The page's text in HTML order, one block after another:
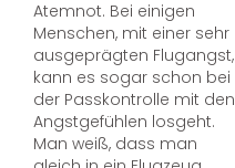
Atemnot. Bei einigen
Menschen, mit einer sehr
ausgeprägten Flugangst,
kann es sogar schon bei
der Passkontrolle mit den
Angstgefühlen losgeht.
Man weiß, dass man